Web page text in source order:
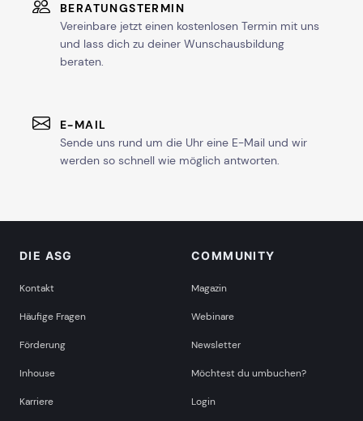
BERATUNGSTERMIN
Vereinbare jetzt einen kostenlosen Termin mit uns
und lass dich zu deiner Wunschausbildung
beraten.
E-MAIL
Sende uns rund um die Uhr eine E-Mail und wir
werden so schnell wie möglich antworten.
DIE ASG
Kontakt
Häufige Fragen
Förderung
Inhouse
Karriere
COMMUNITY
Magazin
Webinare
Newsletter
Möchtest du umbuchen?
Login